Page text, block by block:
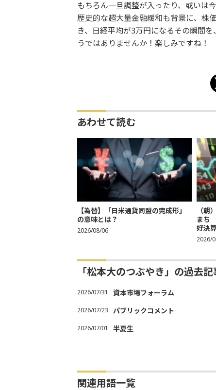
もちろん一旦調整が入ったり、或いは
歴史的な超大量金融緩和も背景に、株
き、日経平均が3万円になるその瞬間
うではありませんか！楽しみですね！
あわせて読む
【為替】「日米通貨同盟の完成形」
の意味とは？
2026/08/06
（朝
まち
好決
2026/
「松本大のつぶやき」の過去
2026/07/31 資本市場フォーラム
2026/07/23 パブリックコメント
2026/07/01 半夏生
関連用語一覧